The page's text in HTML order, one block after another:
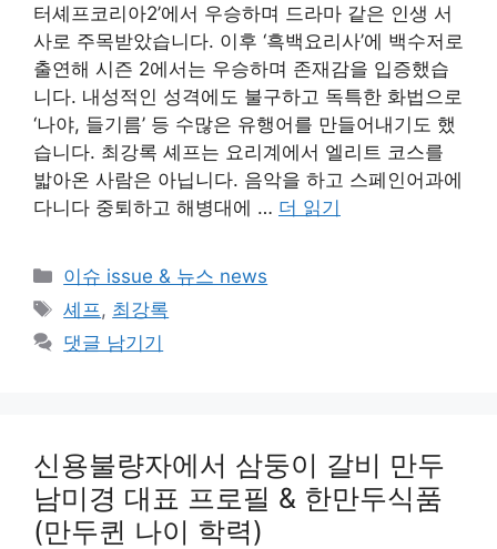
터셰프코리아2’에서 우승하며 드라마 같은 인생 서
사로 주목받았습니다. 이후 ‘흑백요리사’에 백수저로
출연해 시즌 2에서는 우승하며 존재감을 입증했습
니다. 내성적인 성격에도 불구하고 독특한 화법으로
‘나야, 들기름’ 등 수많은 유행어를 만들어내기도 했
습니다. 최강록 셰프는 요리계에서 엘리트 코스를
밟아온 사람은 아닙니다. 음악을 하고 스페인어과에
다니다 중퇴하고 해병대에 … 더 읽기
카
테
고
리
이슈 issue & 뉴스 news
태
그
셰프 , 최강록
댓글 남기기
신용불량자에서 삼둥이 갈비 만두
남미경 대표 프로필 & 한만두식품
(만두퀸 나이 학력)